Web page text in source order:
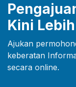
Kini
Ajukan
keberatan
secara online.